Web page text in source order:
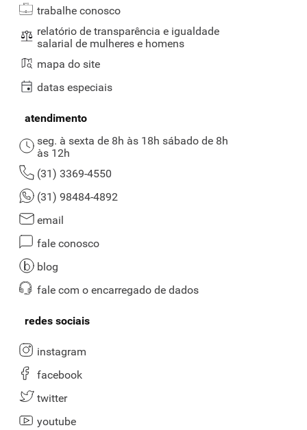
trabalhe conosco
relatório de transparência e igualdade
salarial de mulheres e homens
mapa do site
datas especiais
atendimento
seg. à sexta de 8h às 18h sábado de 8h
às 12h
(31) 3369-4550
(31) 98484-4892
email
fale conosco
blog
fale com o encarregado de dados
redes sociais
instagram
facebook
twitter
youtube